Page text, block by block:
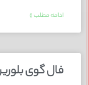
ادامه مطلب »
فال گوی بلورین